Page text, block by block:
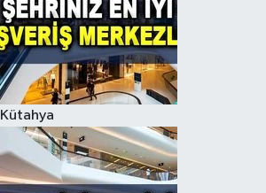
Kütahya